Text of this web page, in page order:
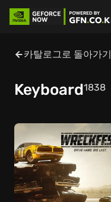
카탈로그로 돌아가기
Keyboard1838